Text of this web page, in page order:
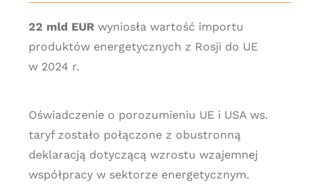
22 mld EURwyniosła wartość importu
produktów energetycznych z Rosji do UE
w 2024 r.
Oświadczenie o porozumieniu UE i USA ws.
taryf zostało połączone z obustronną
deklaracją dotyczącą wzrostu wzajemnej
współpracy w sektorze energetycznym.